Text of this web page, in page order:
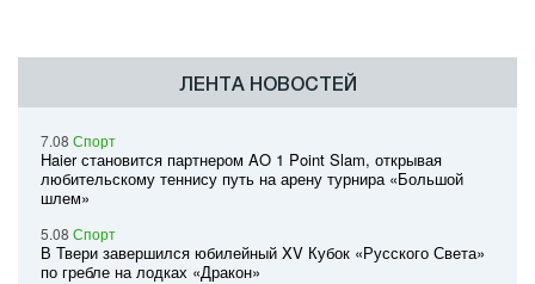
ЛЕНТА НОВОСТЕЙ
7.08 Спорт
Haier становится партнером AO 1 Point Slam, открывая
любительскому теннису путь на арену турнира «Большой
шлем»
5.08 Спорт
В Твери завершился юбилейный XV Кубок «Русского Света»
по гребле на лодках «Дракон»